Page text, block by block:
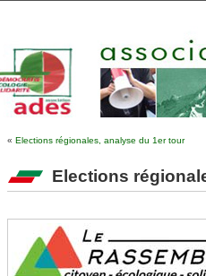
« Elections régionales, analyse du 1er tour
Elections